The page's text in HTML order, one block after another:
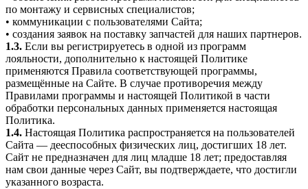
по монтажу и сервисных специалистов;
• коммуникации с пользователями Сайта;
• создания заявок на поставку запчастей для наших партнеров.
1.3. Если вы регистрируетесь в одной из программ
лояльности, дополнительно к настоящей Политике
применяются Правила соответствующей программы,
размещённые на Сайте. В случае противоречия между
Правилами программы и настоящей Политикой в части
обработки персональных данных применяется настоящая
Политика.
1.4. Настоящая Политика распространяется на пользователей
Сайта — дееспособных физических лиц, достигших 18 лет.
Сайт не предназначен для лиц младше 18 лет; предоставляя
нам свои данные через Сайт, вы подтверждаете, что достигли
указанного возраста.